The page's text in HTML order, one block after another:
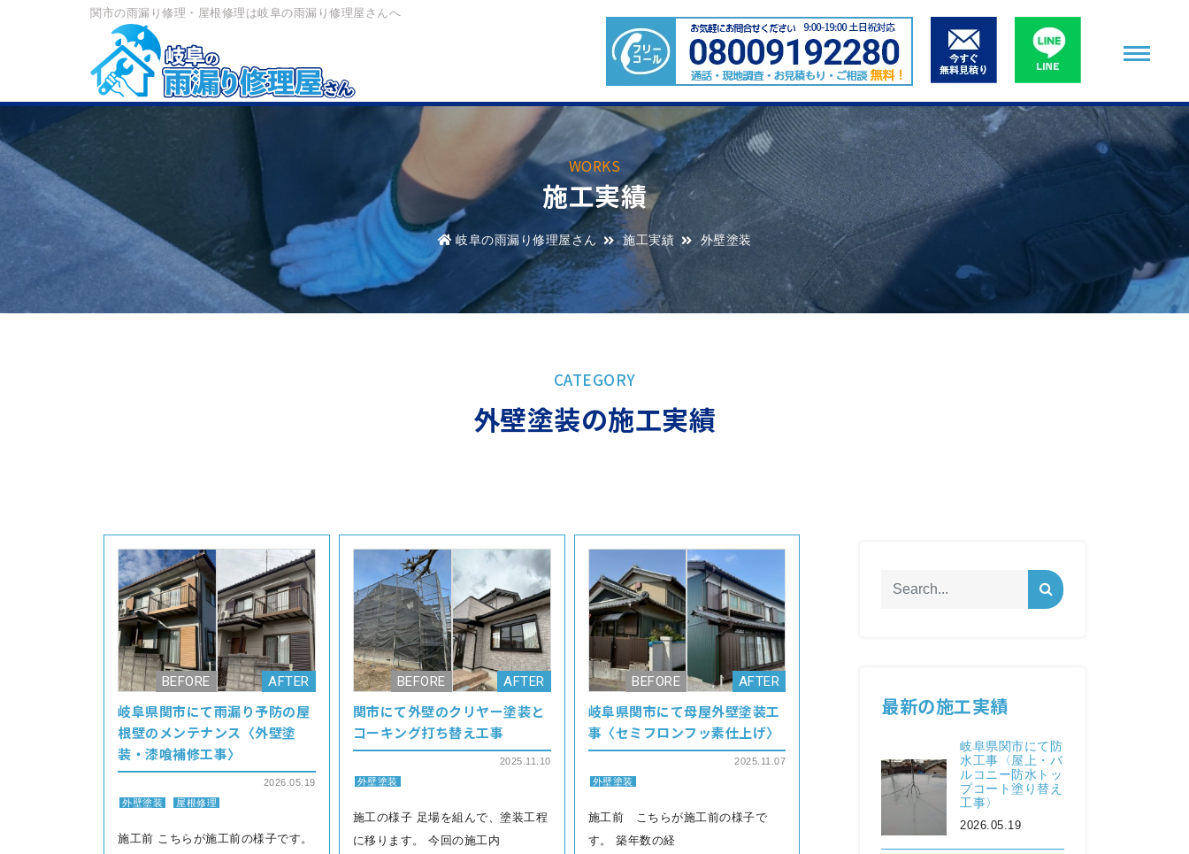
関市の雨漏り修理・屋根修理は岐阜の雨漏り修理屋さんへ
WORKS
施工実績
岐阜の雨漏り修理屋さん 施工実績 外壁塗装
CATEGORY
外壁塗装の施工実績
岐阜県関市にて雨漏り予防の屋
根壁のメンテナンス〈外壁塗
装・漆喰補修工事〉
2026.05.19
外壁塗装
屋根修理
施工前 こちらが施工前の様子です。
関市にて外壁のクリヤー塗装と
コーキング打ち替え工事
2025.11.10
外壁塗装
施工の様子 足場を組んで、塗装工程
に移ります。 今回の施工内
岐阜県関市にて母屋外壁塗装工
事〈セミフロンフッ素仕上げ〉
2025.11.07
外壁塗装
施工前 こちらが施工前の様子で
す。 築年数の経
最新の施工実績
岐阜県関市にて防
水工事〈屋上・バ
ルコニー防水トッ
プコート塗り替え
工事〉
2026.05.19